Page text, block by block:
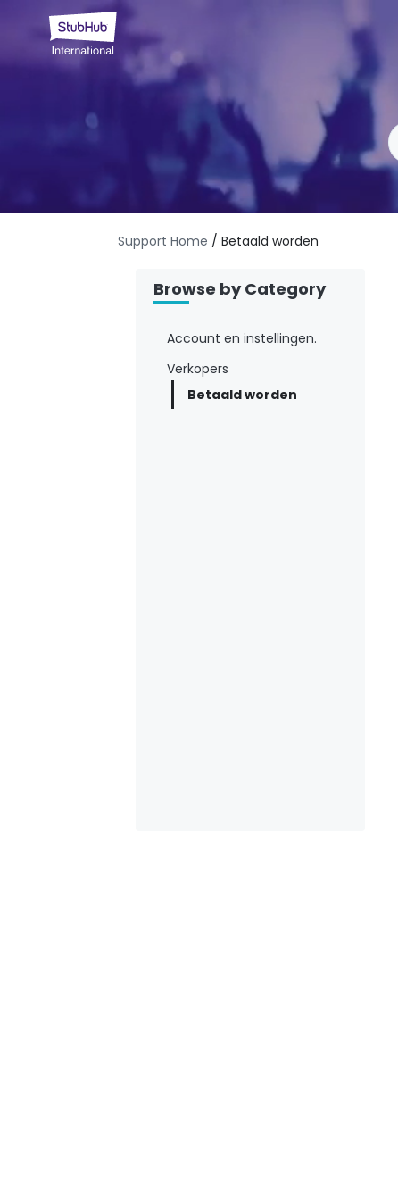
Support Home / Betaald worden
Browse by Category
Account en instellingen.
Verkopers
Betaald worden